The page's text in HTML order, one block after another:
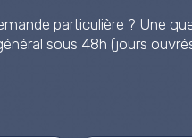
particulière ? Une
sous 48h (jours